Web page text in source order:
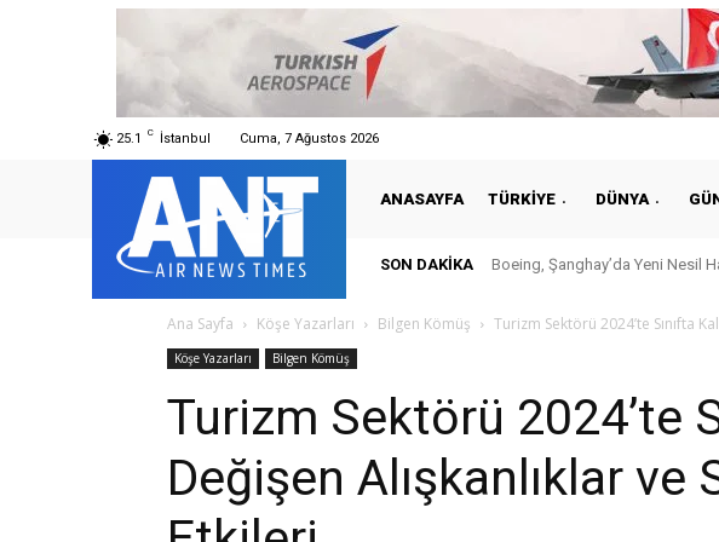
25.1 C İstanbul Cuma, 7 Ağustos 2026
ANASAYFA TÜRKIYE DÜNYA
SON DAKIKA Boeing, Şanghay’da Yeni Nesil
Ana Sayfa Köşe Yazarları Bilgen Kömüş Turizm Sektörü 2024’te Sınıfta
Köşe Yazarları Bilgen Kömüş
Turizm Sektörü 2024’te
Değişen Alışkanlıklar ve